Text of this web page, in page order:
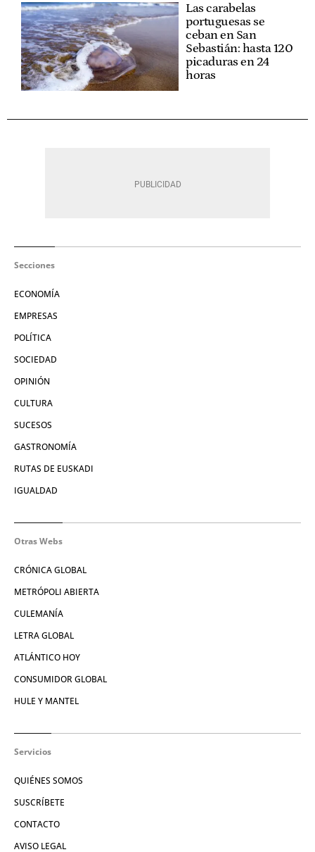
Las carabelas
portuguesas se
ceban en San
Sebastián: hasta 120
picaduras en 24
horas
Secciones
ECONOMÍA
EMPRESAS
POLÍTICA
SOCIEDAD
OPINIÓN
CULTURA
SUCESOS
GASTRONOMÍA
RUTAS DE EUSKADI
IGUALDAD
Otras Webs
CRÓNICA GLOBAL
METRÓPOLI ABIERTA
CULEMANÍA
LETRA GLOBAL
ATLÁNTICO HOY
CONSUMIDOR GLOBAL
HULE Y MANTEL
Servicios
QUIÉNES SOMOS
SUSCRÍBETE
CONTACTO
AVISO LEGAL